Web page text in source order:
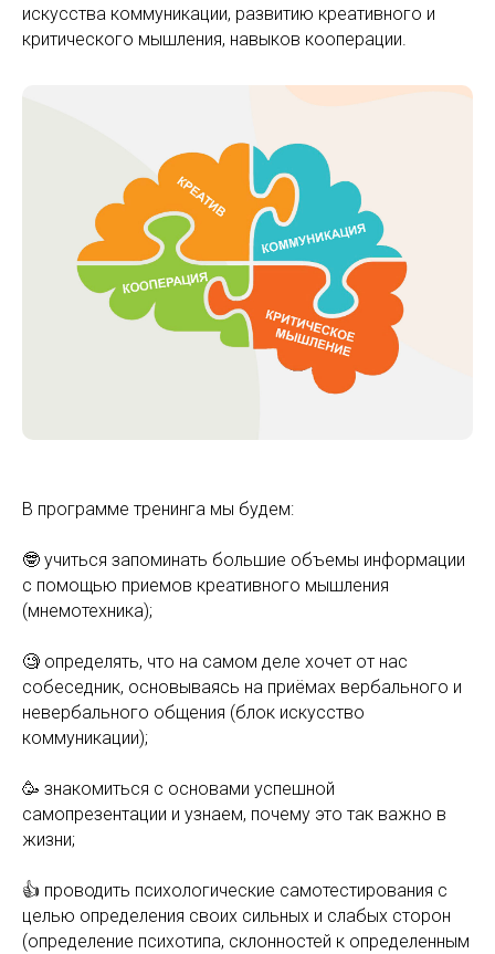
искусства коммуникации, развитию креативного и
критического мышления, навыков кооперации.
В программе тренинга мы будем:
🤓 учиться запоминать большие объемы информации
с помощью приемов креативного мышления
(мнемотехника);
🧐 определять, что на самом деле хочет от нас
собеседник, основываясь на приёмах вербального и
невербального общения (блок искусство
коммуникации);
🥳 знакомиться с основами успешной
самопрезентации и узнаем, почему это так важно в
жизни;
👍 проводить психологические самотестирования с
целью определения своих сильных и слабых сторон
(определение психотипа, склонностей к определенным